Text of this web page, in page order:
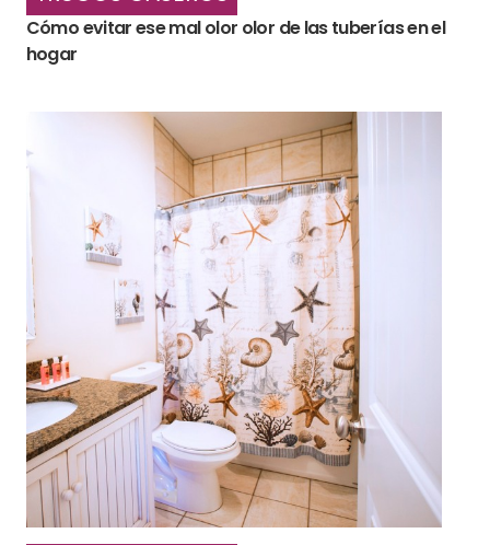
Cómo evitar ese mal olor olor de las tuberías en el
hogar